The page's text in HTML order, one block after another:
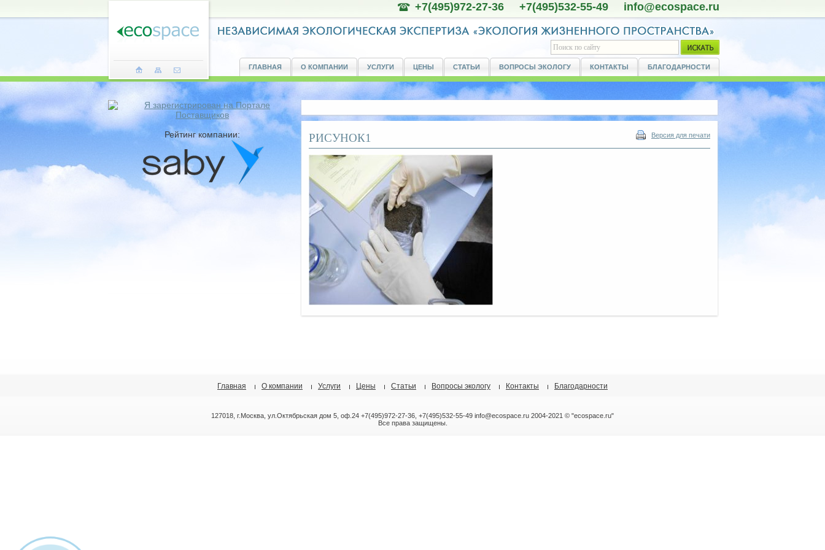
+7(495)972-27-36 +7(495)532-55-49 info@ecospace.ru
ГЛАВНАЯ О КОМПАНИИ УСЛУГИ ЦЕНЫ СТАТЬИ ВОПРОСЫ ЭКОЛОГУ КОНТАКТЫ БЛАГОДАРНОСТИ
Версия для печати
РИСУНОК1
Рейтинг компании:
Главная О компании Услуги Цены Статьи Вопросы экологу Контакты Благодарности
127018, г.Москва, ул.Октябрьская дом 5, оф.24 +7(495)972-27-36, +7(495)532-55-49 info@ecospace.ru 2004-2021 © "ecospace.ru"
Все права защищены.